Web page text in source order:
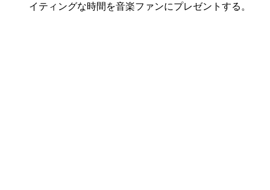
イティングな時間を音楽ファンにプレゼントする。